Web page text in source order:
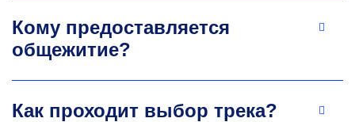
Кому предоставляется
общежитие?
Как проходит выбор трека?